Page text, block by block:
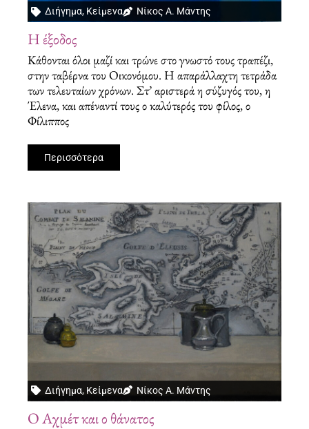
Διήγημα, Κείμενα Νίκος Α. Μάντης
Η έξοδος
Κάθονται όλοι μαζί και τρώνε στο γνωστό τους τραπέζι,
στην ταβέρνα του Οικονόμου. Η απαράλλαχτη τετράδα
των τελευταίων χρόνων. Στ’ αριστερά η σύζυγός του, η
Έλενα, και απέναντί τους ο καλύτερός του φίλος, ο
Φίλιππος
Περισσότερα
Διήγημα, Κείμενα Νίκος Α. Μάντης
Ο Αχμέτ και ο θάνατος